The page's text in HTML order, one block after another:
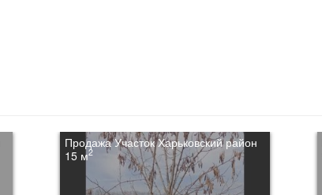
Продажа Участок Харьковский район
15 м2